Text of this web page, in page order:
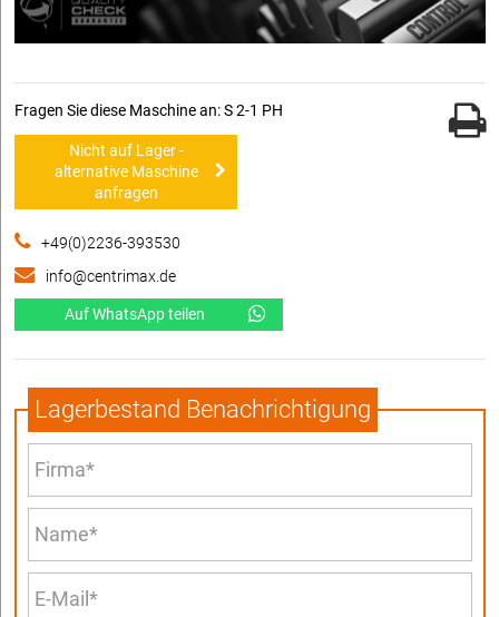
Fragen Sie diese Maschine an: S 2-1 PH
Nicht auf Lager -
alternative Maschine
anfragen
+49(0)2236-393530
info@centrimax.de
Auf WhatsApp teilen
Lagerbestand Benachrichtigung